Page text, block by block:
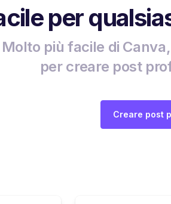
per
Molto più facile di
per creare post
Creare post